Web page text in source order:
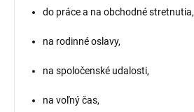
do práce a na obchodné stretnutia,
na rodinné oslavy,
na spoločenské udalosti,
na voľný čas,